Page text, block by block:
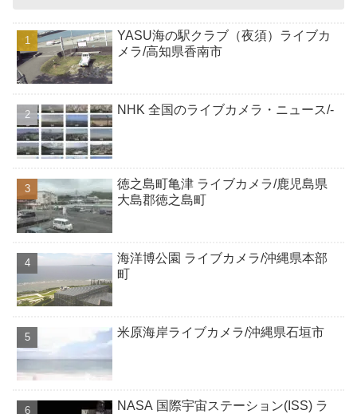
YASU海の駅クラブ（夜須）ライブカ
メラ/高知県香南市
NHK 全国のライブカメラ・ニュース/-
徳之島町亀津 ライブカメラ/鹿児島県
大島郡徳之島町
海洋博公園 ライブカメラ/沖縄県本部
町
米原海岸ライブカメラ/沖縄県石垣市
NASA 国際宇宙ステーション(ISS) ラ